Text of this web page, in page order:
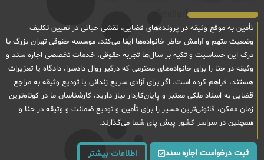
تأمین به موقع وثیقه در پرونده‌های قضایی، نقشی حیاتی در تعیین تکلیف
وضعیت متهم و آرامش خاطر خانواده‌ها ایفا می‌کند. موسسه حقوقی تهران بزرگ با
درک این حساسیت و تکیه بر سال‌ها تجربه حقوقی، خدمات تخصصی اجاره سند و
وثیقه در حنا را برای خانواده‌های محترمی که درگیر روال دادسرا، دادگاه یا تعزیرات
هستند، فراهم کرده است. اگر برای آزادی سریع زندانی یا تودیع وثیقه به مراجع
قضایی به اسناد ملکی معتبر و پایان‌کاردار نیاز دارید، کارشناسان ما در کوتاه‌ترین
زمان ممکن، قانونی‌ترین مسیر را برای تأمین و تودیع ضمانت و وثیقه در حنا و
همچنین در سراسر کشور پیش پای شما می‌گذارند.
ثبت درخواست اجاره سند اطلاعات بیشتر